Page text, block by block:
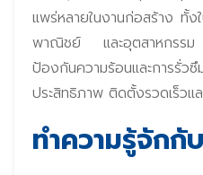
แพร่หลายในงานก่อสร้าง ทั้
พาณิชย์ และอุตสาหกรรม
ป้องกันความร้อนและการรั่ว
ประสิทธิภาพ ติดตั้งรวดเร็วแ
ทำความรู้จักกั